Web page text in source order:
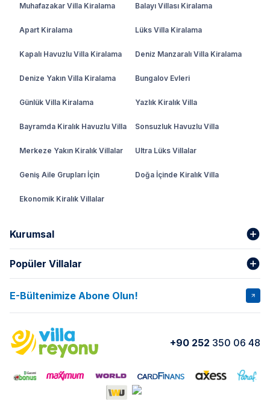
Muhafazakar Villa Kiralama Balayı Villası Kiralama
Apart Kiralama Lüks Villa Kiralama
Kapalı Havuzlu Villa Kiralama Deniz Manzaralı Villa Kiralama
Denize Yakın Villa Kiralama Bungalov Evleri
Günlük Villa Kiralama Yazlık Kiralık Villa
Bayramda Kiralık Havuzlu Villa Sonsuzluk Havuzlu Villa
Merkeze Yakın Kiralık Villalar Ultra Lüks Villalar
Geniş Aile Grupları İçin Doğa İçinde Kiralık Villa
Ekonomik Kiralık Villalar
Kurumsal
Hakkımızda
İptal Şartları Banka Hesapları
Kurumsal Blog
Yorumlar Nasıl Kiralarım
Popüler Villalar
VİLLA SALKIM VİLLA SLAY 1
VİLLA OLENNA 1 VİLLA MERT
VILLA ADRIMA 1
E-Bültenimize Abone Olun!
+90 252 350 06 48